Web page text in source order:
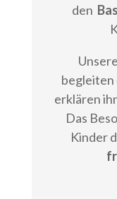
den
begleiten
erklären
Das
Kinder